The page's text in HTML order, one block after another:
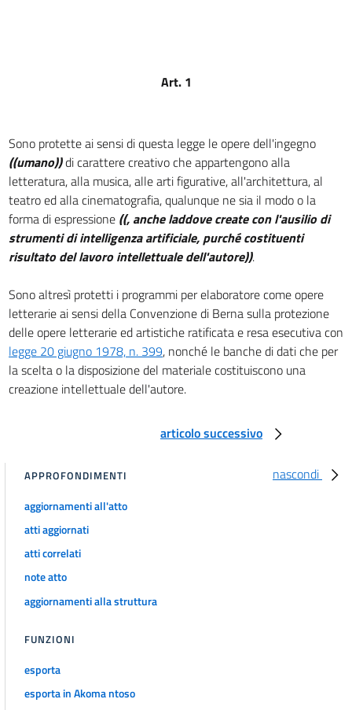
Protezione della utilizzazione economica
dell'opera
12 ter
13
14
15
15 bis
16 bis
16 ter
16 quater
16 quinquies
19
20
23
24
Durata dei diritti di utilizzazione economica dell'opera
Art. 1
Sono protette ai sensi di questa legge le opere dell'ingegno
((umano))di carattere creativo che appartengono alla
letteratura, alla musica, alle arti figurative, all'architettura, al
teatro ed alla cinematografia, qualunque ne sia il modo o la
forma di espressione ((, anche laddove create con l'ausilio di
strumenti di intelligenza artificiale, purché costituenti
risultato del lavoro intellettuale dell'autore)).
Sono altresì protetti i programmi per elaboratore come opere
letterarie ai sensi della Convenzione di Berna sulla protezione
delle opere letterarie ed artistiche ratificata e resa esecutiva con
legge 20 giugno 1978, n. 399, nonché le banche di dati che per
la scelta o la disposizione del materiale costituiscono una
creazione intellettuale dell'autore.
articolo successivo
nascondi
APPROFONDIMENTI
aggiornamenti all'atto
atti aggiornati
atti correlati
note atto
aggiornamenti alla struttura
FUNZIONI
esporta
esporta in Akoma ntoso